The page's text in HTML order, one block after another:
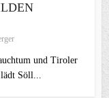
und Tiroler
lädt Söll...